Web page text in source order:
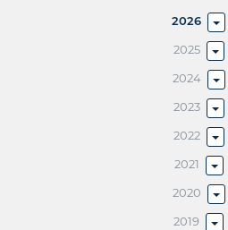
2026
2025
2024
2023
2022
2021
2020
2019